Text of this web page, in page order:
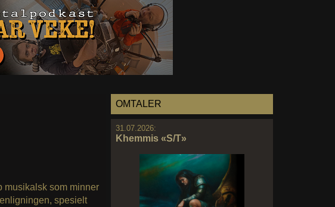
OMTALER
31.07.2026:
Khemmis «S/T»
musikalsk som minner
spesielt